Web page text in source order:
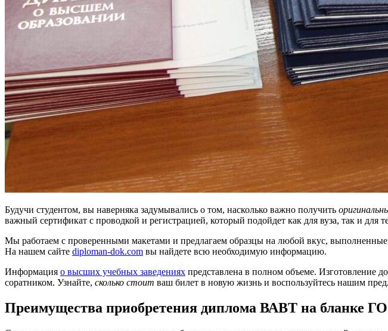
Будучи студентом, вы наверняка задумывались о том, насколько важно получить
важный сертификат с проводкой и регистрацией, который подойдет как для вуза, так и
Мы работаем с проверенными макетами и предлагаем образцы на любой вкус,
На нашем сайте diploman-dok.com вы найдете всю необходимую информацию.
Информация о высших учебных заведениях представлена в полном объеме. Изготовление
соратником. Узнайте, сколько стоит ваш билет в новую жизнь и воспользуйтесь нашим
Преимущества приобретения диплома ВАВТ на бланке